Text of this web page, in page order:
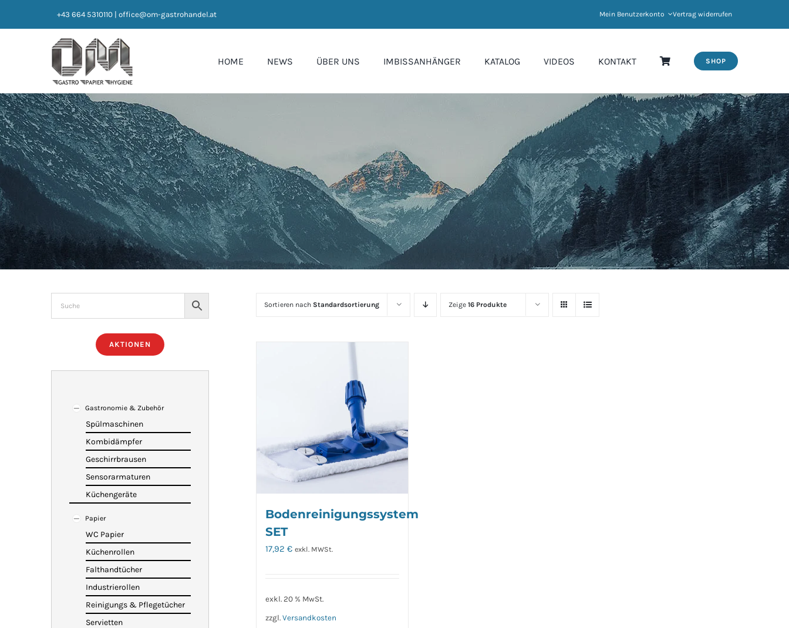
+43 664 5310110 office@om-gastrohandel.at Mein Benutzerkonto Vertrag widerrufen
HOME NEWS ÜBER UNS IMBISSANHÄNGER KATALOG VIDEOS KONTAKT SHOP
Sortieren nach Standardsortierung Zeige16 Produkte
Bodenreinigungssystem
SET
17,92€ exkl. MWSt.
exkl. 20 % MwSt.
zzgl.Versandkosten
AKTIONEN
Gastronomie & Zubehör
Spülmaschinen
Kombidämpfer
Geschirrbrausen
Sensorarmaturen
Küchengeräte
Papier
WC Papier
Küchenrollen
Falthandtücher
Industrierollen
Reinigungs & Pflegetücher
Servietten